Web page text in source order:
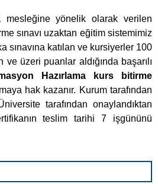
mesleğine yönelik olarak verilen
sınavı uzaktan eğitim sistemimiz
sınavına katılan ve kursiyerler 100
üzeri puanlar aldığında başarılı
Hazırlama kurs bitirme
hak kazanır. Kurum tarafından
tarafından onaylandıktan
teslim tarihi 7 işgününü